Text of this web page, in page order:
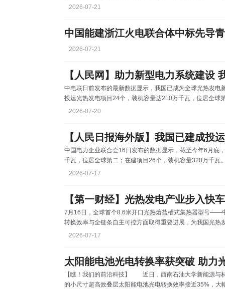
力。光热发电具有可储能、可调节、可支撑电网的独特优
2026-07-21
2026-07-21
【人民网】助力新型电力系统建设
中电联日前发布的最新数据显示，我国已成为全球光热发
投运光热发电项目24个，装机容量达210万千瓦，位居全球
碳”背景下，光热发电兼具调峰电源和长时储能的双重功能
2026-07-20
【人民日报海外版】我国已建成投
中国电力企业联合会16日发布的数据显示，截至今年6月底
千瓦，位居全球第二；在建项目26个，装机容量320万千
光热发电产业的发展离不开科技创新。据介绍，目前，我
2026-07-17
7月16日，全球首个8.6米开口光热熔盐槽式集热器型号——
转换效率与全链条自主可控方面取得重要进展，为我国光
股有限公司董事长胡光耀表示，中广核“元曜一号”具备资
2026-07-17
太阳能电池光电转换率获突破 助力
【瞧！我们的前沿科技】 近日，西南石油大学新能源与
的小尺寸超高效叠层太阳能电池光电转换效率接近35%